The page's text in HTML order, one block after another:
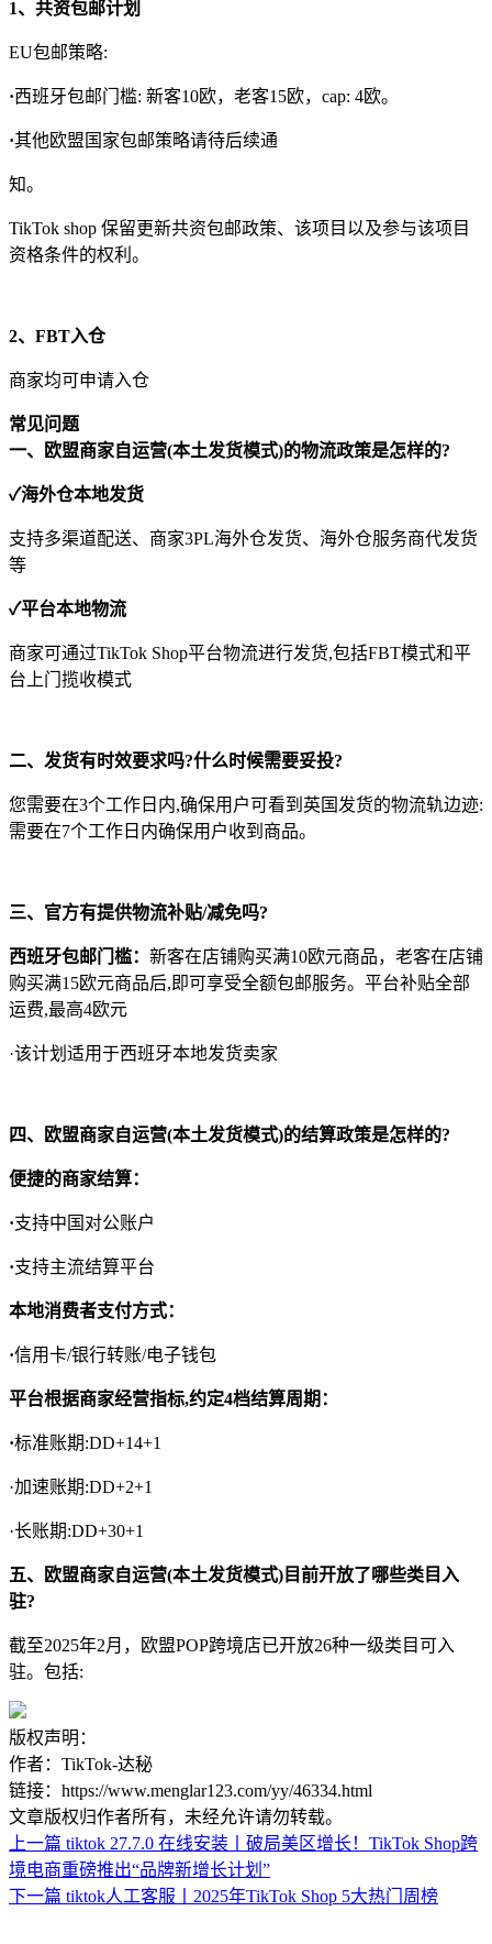
1、共资包邮计划
EU包邮策略:
·西班牙包邮门槛: 新客10欧，老客15欧，cap: 4欧。
·其他欧盟国家包邮策略请待后续通
知。
TikTok shop 保留更新共资包邮政策、该项目以及参与该项目
资格条件的权利。
2、FBT入仓
商家均可申请入仓
常见问题
一、欧盟商家自运营(本土发货模式)的物流政策是怎样的?
✓海外仓本地发货
支持多渠道配送、商家3PL海外仓发货、海外仓服务商代发货
等
✓平台本地物流
商家可通过TikTok Shop平台物流进行发货,包括FBT模式和平
台上门揽收模式
二、发货有时效要求吗?什么时候需要妥投?
您需要在3个工作日内,确保用户可看到英国发货的物流轨边迹:
需要在7个工作日内确保用户收到商品。
三、官方有提供物流补贴/减免吗?
西班牙包邮门槛： 新客在店铺购买满10欧元商品，老客在店铺
购买满15欧元商品后,即可享受全额包邮服务。平台补贴全部
运费,最高4欧元
·该计划适用于西班牙本地发货卖家
四、欧盟商家自运营(本土发货模式)的结算政策是怎样的?
便捷的商家结算：
·支持中国对公账户
·支持主流结算平台
本地消费者支付方式：
·信用卡/银行转账/电子钱包
平台根据商家经营指标,约定4档结算周期：
·标准账期:DD+14+1
·加速账期:DD+2+1
·长账期:DD+30+1
五、欧盟商家自运营(本土发货模式)目前开放了哪些类目入
驻?
截至2025年2月，欧盟POP跨境店已开放26种一级类目可入
驻。包括:
版权声明：
作者：TikTok-达秘
链接：https://www.menglar123.com/yy/46334.html
文章版权归作者所有，未经允许请勿转载。
上一篇 tiktok 27.7.0 在线安装丨破局美区增长！TikTok Shop跨
境电商重磅推出“品牌新增长计划”
下一篇 tiktok人工客服丨2025年TikTok Shop 5大热门周榜